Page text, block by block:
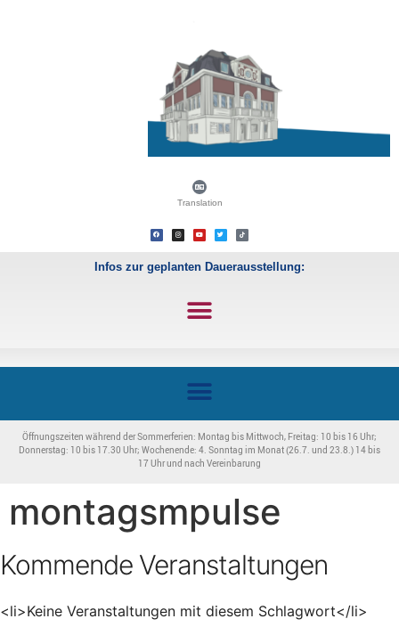
Translation
Infos zur geplanten Dauerausstellung:
Öffnungszeiten während der Sommerferien: Montag bis Mittwoch, Freitag: 10 bis 16 Uhr;
Donnerstag: 10 bis 17.30 Uhr; Wochenende: 4. Sonntag im Monat (26.7. und 23.8.) 14 bis
17 Uhr und nach Vereinbarung
montagsmpulse
Kommende Veranstaltungen
<li>Keine Veranstaltungen mit diesem Schlagwort</li>